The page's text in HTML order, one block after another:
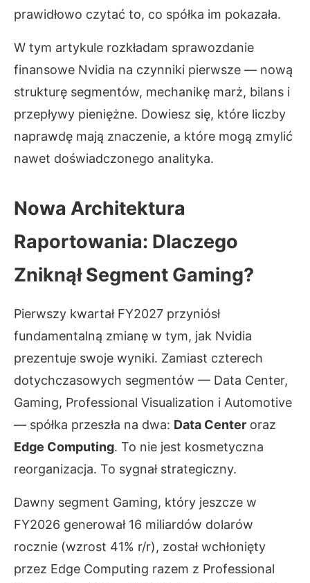
prawidłowo czytać to, co spółka im pokazała.
W tym artykule rozkładam sprawozdanie
finansowe Nvidia na czynniki pierwsze — nową
strukturę segmentów, mechanikę marż, bilans i
przepływy pieniężne. Dowiesz się, które liczby
naprawdę mają znaczenie, a które mogą zmylić
nawet doświadczonego analityka.
Nowa Architektura
Raportowania: Dlaczego
Zniknął Segment Gaming?
Pierwszy kwartał FY2027 przyniósł
fundamentalną zmianę w tym, jak Nvidia
prezentuje swoje wyniki. Zamiast czterech
dotychczasowych segmentów — Data Center,
Gaming, Professional Visualization i Automotive
— spółka przeszła na dwa: Data Center oraz
Edge Computing. To nie jest kosmetyczna
reorganizacja. To sygnał strategiczny.
Dawny segment Gaming, który jeszcze w
FY2026 generował 16 miliardów dolarów
rocznie (wzrost 41% r/r), został wchłonięty
przez Edge Computing razem z Professional